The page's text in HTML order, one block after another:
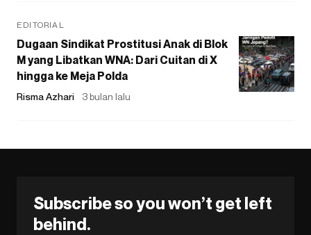
EDITORIAL
Dugaan Sindikat Prostitusi Anak di Blok
M yang Libatkan WNA: Dari Cuitan di X
hingga ke Meja Polda
Risma Azhari 3 bulan lalu
Subscribe so you won’t get left
behind.